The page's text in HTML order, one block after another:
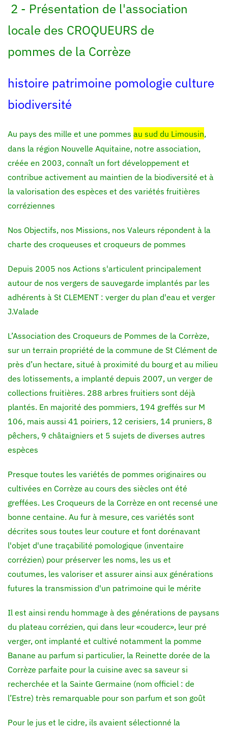
2 - Présentation de l'association
locale des CROQUEURS de
pommes de la Corrèze
histoire patrimoine pomologie culture
biodiversité
Au pays des mille et une pommes au sud du Limousin,
dans la région Nouvelle Aquitaine, notre association,
créée en 2003, connaît un fort développement et
contribue activement au maintien de la biodiversité et à
la valorisation des espèces et des variétés fruitières
corréziennes
Nos Objectifs, nos Missions, nos Valeurs répondent à la
charte des croqueuses et croqueurs de pommes
Depuis 2005 nos Actions s'articulent principalement
autour de nos vergers de sauvegarde implantés par les
adhérents à St CLEMENT : verger du plan d'eau et verger
J.Valade
L’Association des Croqueurs de Pommes de la Corrèze,
sur un terrain propriété de la commune de St Clément de
près d’un hectare, situé à proximité du bourg et au milieu
des lotissements, a implanté depuis 2007, un verger de
collections fruitières. 288 arbres fruitiers sont déjà
plantés. En majorité des pommiers, 194 greffés sur M
106, mais aussi 41 poiriers, 12 cerisiers, 14 pruniers, 8
pêchers, 9 châtaigniers et 5 sujets de diverses autres
espèces
Presque toutes les variétés de pommes originaires ou
cultivées en Corrèze au cours des siècles ont été
greffées. Les Croqueurs de la Corrèze en ont recensé une
bonne centaine. Au fur à mesure, ces variétés sont
décrites sous toutes leur couture et font dorénavant
l'objet d'une traçabilité pomologique (inventaire
corrézien) pour préserver les noms, les us et
coutumes, les valoriser et assurer ainsi aux générations
futures la transmission d'un patrimoine qui le mérite
Il est ainsi rendu hommage à des générations de paysans
du plateau corrézien, qui dans leur «couderc», leur pré
verger, ont implanté et cultivé notamment la pomme
Banane au parfum si particulier, la Reinette dorée de la
Corrèze parfaite pour la cuisine avec sa saveur si
recherchée et la Sainte Germaine (nom officiel : de
l’Estre) très remarquable pour son parfum et son goût
Pour le jus et le cidre, ils avaient sélectionné la